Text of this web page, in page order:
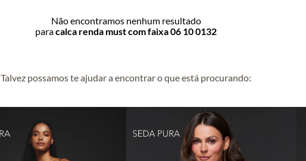
Não encontramos nenhum resultado
paracalca renda must com faixa 06 10 0132
Talvez possamos te ajudar a encontrar o que está procurando: